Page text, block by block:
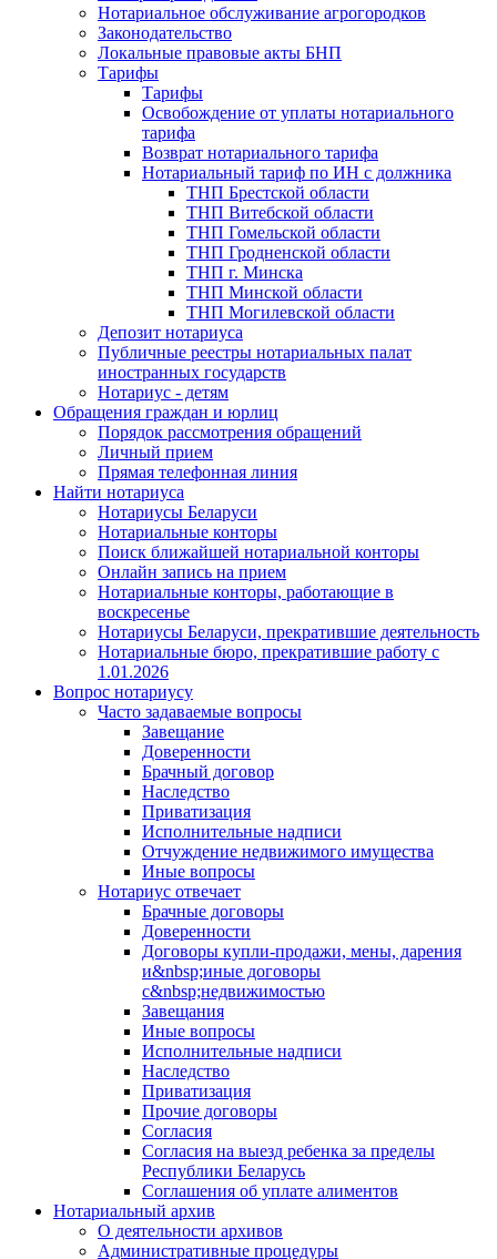
Нотариальное обслуживание агрогородков
Законодательство
Локальные правовые акты БНП
Тарифы
Тарифы
Освобождение от уплаты нотариального
тарифа
Возврат нотариального тарифа
Нотариальный тариф по ИН с должника
ТНП Брестской области
ТНП Витебской области
ТНП Гомельской области
ТНП Гродненской области
ТНП г. Минска
ТНП Минской области
ТНП Могилевской области
Депозит нотариуса
Публичные реестры нотариальных палат
иностранных государств
Нотариус - детям
Обращения граждан и юрлиц
Порядок рассмотрения обращений
Личный прием
Прямая телефонная линия
Найти нотариуса
Нотариусы Беларуси
Нотариальные конторы
Поиск ближайшей нотариальной конторы
Онлайн запись на прием
Нотариальные конторы, работающие в
воскресенье
Нотариусы Беларуси, прекратившие деятельность
Нотариальные бюро, прекратившие работу с
1.01.2026
Вопрос нотариусу
Часто задаваемые вопросы
Завещание
Доверенности
Брачный договор
Наследство
Приватизация
Исполнительные надписи
Отчуждение недвижимого имущества
Иные вопросы
Нотариус отвечает
Брачные договоры
Доверенности
Договоры купли-продажи, мены, дарения
и&nbsp;иные договоры
с&nbsp;недвижимостью
Завещания
Иные вопросы
Исполнительные надписи
Наследство
Приватизация
Прочие договоры
Согласия
Согласия на выезд ребенка за пределы
Республики Беларусь
Соглашения об уплате алиментов
Нотариальный архив
О деятельности архивов
Административные процедуры